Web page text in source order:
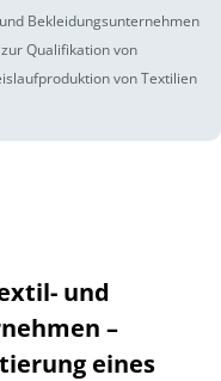
Bekleidungsunternehmen
Qualifikation von
von Textilien
und
–
eines